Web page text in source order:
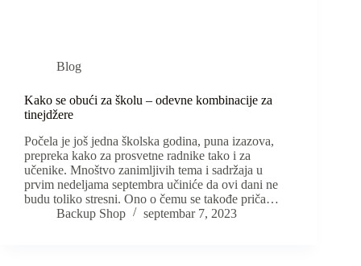
Blog
Kako se obući za školu – odevne kombinacije za
tinejdžere
Počela je još jedna školska godina, puna izazova,
prepreka kako za prosvetne radnike tako i za
učenike. Mnoštvo zanimljivih tema i sadržaja u
prvim nedeljama septembra učiniće da ovi dani ne
budu toliko stresni. Ono o čemu se takođe priča…
Backup Shop
septembar 7, 2023